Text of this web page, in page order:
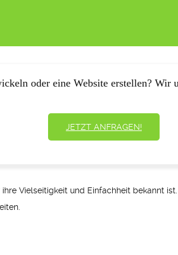
oder eine Website erstellen? Wir
JETZT ANFRAGEN!
Vielseitigkeit und Einfachheit bekannt